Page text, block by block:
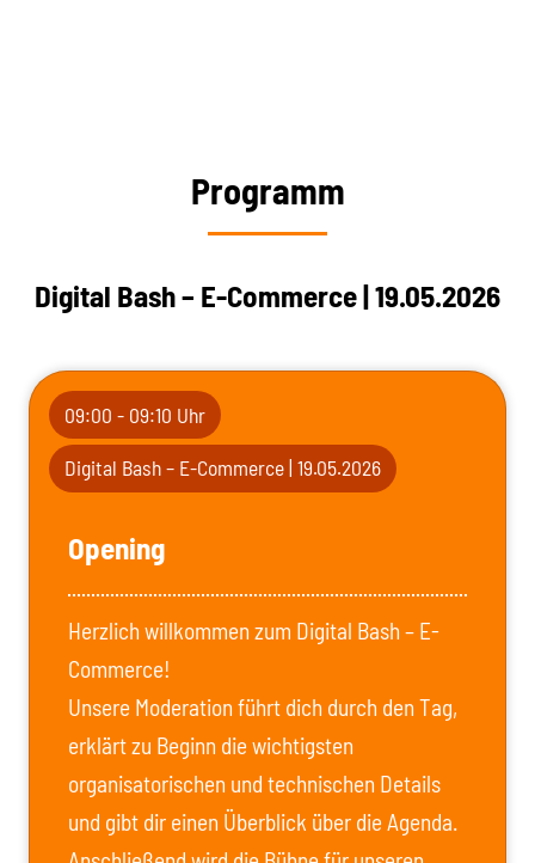
Programm
Digital Bash – E-Commerce | 19.05.2026
09:00 - 09:10 Uhr
Digital Bash – E-Commerce | 19.05.2026
Opening
Herzlich willkommen zum Digital Bash – E-
Commerce!
Unsere Moderation führt dich durch den Tag,
erklärt zu Beginn die wichtigsten
organisatorischen und technischen Details
und gibt dir einen Überblick über die Agenda.